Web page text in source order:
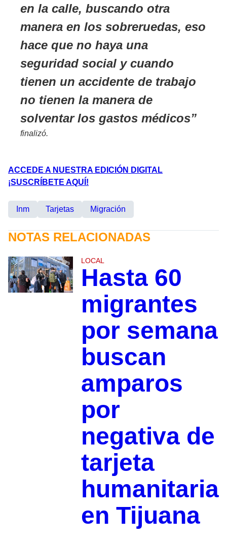
en la calle, buscando otra
manera en los sobreruedas, eso
hace que no haya una
seguridad social y cuando
tienen un accidente de trabajo
no tienen la manera de
solventar los gastos médicos
finalizó.
ACCEDE A NUESTRA EDICIÓN DIGITAL
¡SUSCRÍBETE AQUÍ!
Inm Tarjetas Migración
NOTAS RELACIONADAS
LOCAL
Hasta 60
migrantes
por semana
buscan
amparos
por
negativa de
tarjeta
humanitaria
en Tijuana